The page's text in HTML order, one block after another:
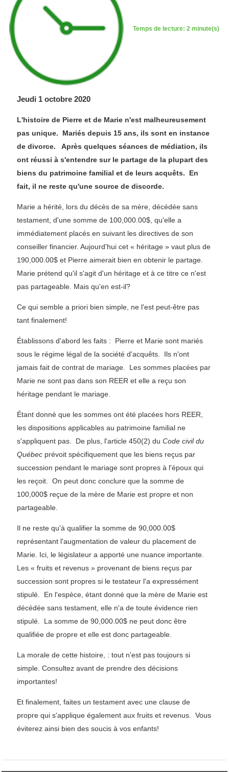
Temps de lecture: 2 minute(s)
Jeudi 1 octobre 2020
L'histoire de Pierre et de Marie n'est malheureusement
pas unique. Mariés depuis 15 ans, ils sont en instance
de divorce. Après quelques séances de médiation, ils
ont réussi à s'entendre sur le partage de la plupart des
biens du patrimoine familial et de leurs acquêts. En
fait, il ne reste qu'une source de discorde.
Marie a hérité, lors du décès de sa mère, décédée sans
testament, d'une somme de 100,000.00$, qu'elle a
immédiatement placés en suivant les directives de son
conseiller financier. Aujourd'hui cet « héritage » vaut plus de
190,000.00$ et Pierre aimerait bien en obtenir le partage.
Marie prétend qu'il s'agit d'un héritage et à ce titre ce n'est
pas partageable. Mais qu'en est-il?
Ce qui semble a priori bien simple, ne l'est peut-être pas
tant finalement!
Établissons d'abord les faits : Pierre et Marie sont mariés
sous le régime légal de la société d'acquêts. Ils n'ont
jamais fait de contrat de mariage. Les sommes placées par
Marie ne sont pas dans son REER et elle a reçu son
héritage pendant le mariage.
Étant donné que les sommes ont été placées hors REER,
les dispositions applicables au patrimoine familial ne
s'appliquent pas. De plus, l'article 450(2) du Code civil du
Québec prévoit spécifiquement que les biens reçus par
succession pendant le mariage sont propres à l'époux qui
les reçoit. On peut donc conclure que la somme de
100,000$ reçue de la mère de Marie est propre et non
partageable.
Il ne reste qu'à qualifier la somme de 90,000.00$
représentant l'augmentation de valeur du placement de
Marie. Ici, le législateur a apporté une nuance importante.
Les « fruits et revenus » provenant de biens reçus par
succession sont propres si le testateur l'a expressément
stipulé. En l'espèce, étant donné que la mère de Marie est
décédée sans testament, elle n'a de toute évidence rien
stipulé. La somme de 90,000.00$ ne peut donc être
qualifiée de propre et elle est donc partageable.
La morale de cette histoire, : tout n'est pas toujours si
simple. Consultez avant de prendre des décisions
importantes!
Et finalement, faites un testament avec une clause de
propre qui s'applique également aux fruits et revenus. Vous
éviterez ainsi bien des soucis à vos enfants!